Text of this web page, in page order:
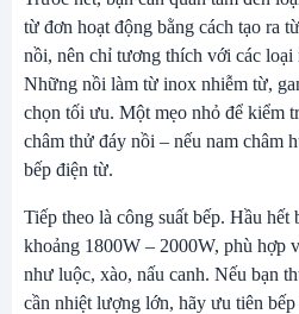
từ đơn hoạt động bằng cách tạo ra
nồi, nên chỉ tương thích với các loại
Những nồi làm từ inox nhiễm từ,
chọn tối ưu. Một mẹo nhỏ để kiểm
châm thử đáy nồi – nếu nam châm
bếp điện từ.
Tiếp theo là công suất bếp. Hầu hết
khoảng 1800W – 2000W, phù hợp
như luộc, xào, nấu canh. Nếu bạn
cần nhiệt lượng lớn, hãy ưu tiên bếp